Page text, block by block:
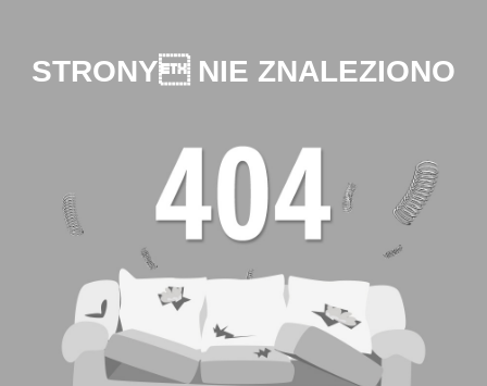
STRONY NIE ZNALEZIONO